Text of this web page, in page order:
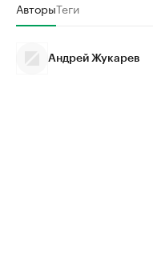
АвторыТеги
Андрей Жукарев